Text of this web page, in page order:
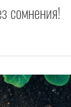
сомнения!